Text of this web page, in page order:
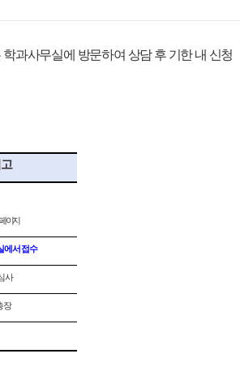
과사무실에 방문하여 상담 후 기한 내 신청
고
이지
에서 접수
사
장